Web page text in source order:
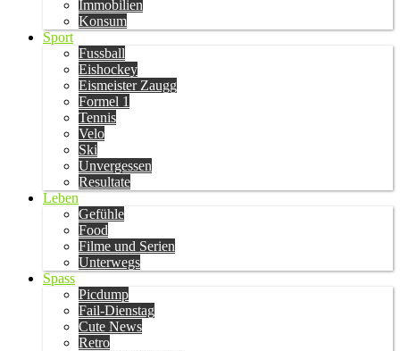
Immobilien
Konsum
Sport
Fussball
Eishockey
Eismeister Zaugg
Formel 1
Tennis
Velo
Ski
Unvergessen
Resultate
Leben
Gefühle
Food
Filme und Serien
Unterwegs
Spass
Picdump
Fail-Dienstag
Cute News
Retro